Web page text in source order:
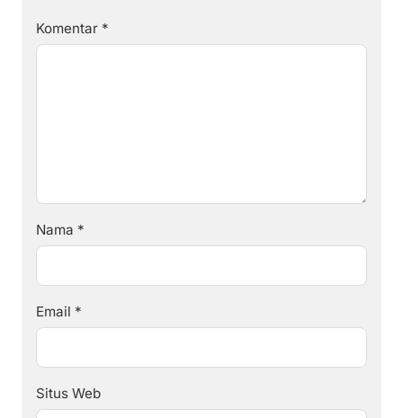
Komentar *
Nama *
Email *
Situs Web